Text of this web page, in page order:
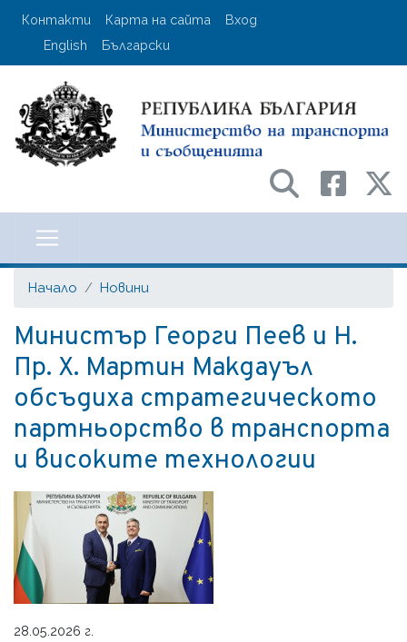
Премини
User account menu
Контакти Карта на сайта
Вход
English
Български
на транспорта
Начало Новини
Министър Георги Пеев и Н.
Пр. Х. Мартин Макдауъл
обсъдиха стратегическото
партньорство в транспорта
и високите технологии
28.05.2026 г.